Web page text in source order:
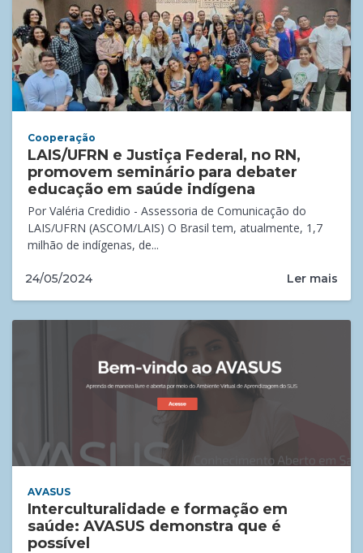
Cooperação
LAIS/UFRN e Justiça Federal, no RN,
promovem seminário para debater
educação em saúde indígena
Por Valéria Credidio - Assessoria de Comunicação do
LAIS/UFRN (ASCOM/LAIS) O Brasil tem, atualmente, 1,7
milhão de indígenas, de...
24/05/2024 Ler mais
AVASUS
Interculturalidade e formação em
saúde: AVASUS demonstra que é
possível